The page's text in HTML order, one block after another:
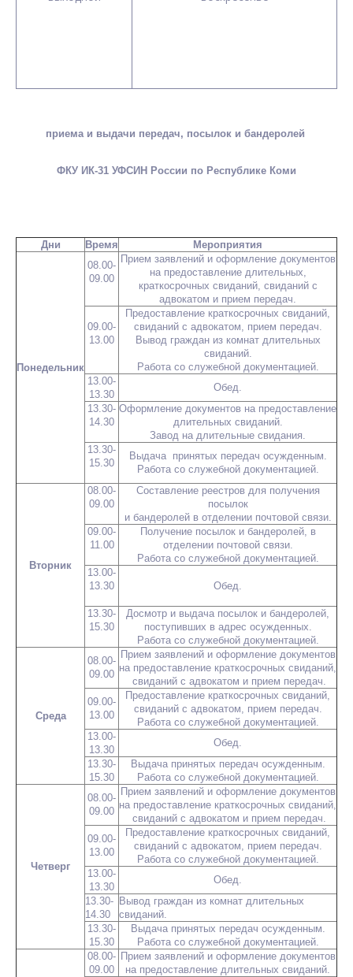
приема и выдачи передач, посылок и бандеролей
ФКУ ИК-31 УФСИН России по Республике Коми
Дни Время Мероприятия
Понедельник
08.00-
09.00
Прием заявлений и оформление документов
на предоставление длительных,
краткосрочных свиданий, свиданий с
адвокатом и прием передач.
09.00-
13.00
Предоставление краткосрочных свиданий,
свиданий с адвокатом, прием передач.
Вывод граждан из комнат длительных
свиданий.
Работа со служебной документацией.
13.00-
13.30
Обед.
13.30-
14.30
Оформление документов на предоставление
длительных свиданий.
Завод на длительные свидания.
13.30-
15.30
Выдача принятых передач осужденным.
Работа со служебной документацией.
Вторник
08.00-
09.00
Составление реестров для получения
посылок
и бандеролей в отделении почтовой связи.
09.00-
11.00
Получение посылок и бандеролей, в
отделении почтовой связи.
Работа со служебной документацией.
13.00-
13.30
Обед.
13.30-
15.30
Досмотр и выдача посылок и бандеролей,
поступивших в адрес осужденных.
Работа со служебной документацией.
Среда
08.00-
09.00
Прием заявлений и оформление документов
на предоставление краткосрочных свиданий,
свиданий с адвокатом и прием передач.
09.00-
13.00
Предоставление краткосрочных свиданий,
свиданий с адвокатом, прием передач.
Работа со служебной документацией.
13.00-
13.30
Обед.
13.30-
15.30
Выдача принятых передач осужденным.
Работа со служебной документацией.
Четверг
08.00-
09.00
Прием заявлений и оформление документов
на предоставление краткосрочных свиданий,
свиданий с адвокатом и прием передач.
09.00-
13.00
Предоставление краткосрочных свиданий,
свиданий с адвокатом, прием передач.
Работа со служебной документацией.
13.00-
13.30
Обед.
13.30-
14.30
Вывод граждан из комнат длительных
свиданий.
13.30-
15.30
Выдача принятых передач осужденным.
Работа со служебной документацией.
08.00-
09.00
Прием заявлений и оформление документов
на предоставление длительных свиданий.